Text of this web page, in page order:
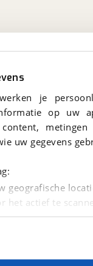
je
op
content,
uw gegevens
geografische
het actief te
worden